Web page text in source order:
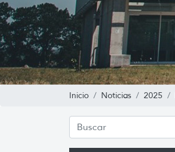
Inicio Noticias 2025